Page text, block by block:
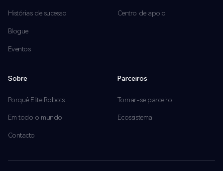
Histórias de sucesso
Blogue
Eventos
Centro de apoio
Sobre
Porquê Elite Robots
Em todo o mundo
Contacto
Parceiros
Tornar-se parceiro
Ecossistema